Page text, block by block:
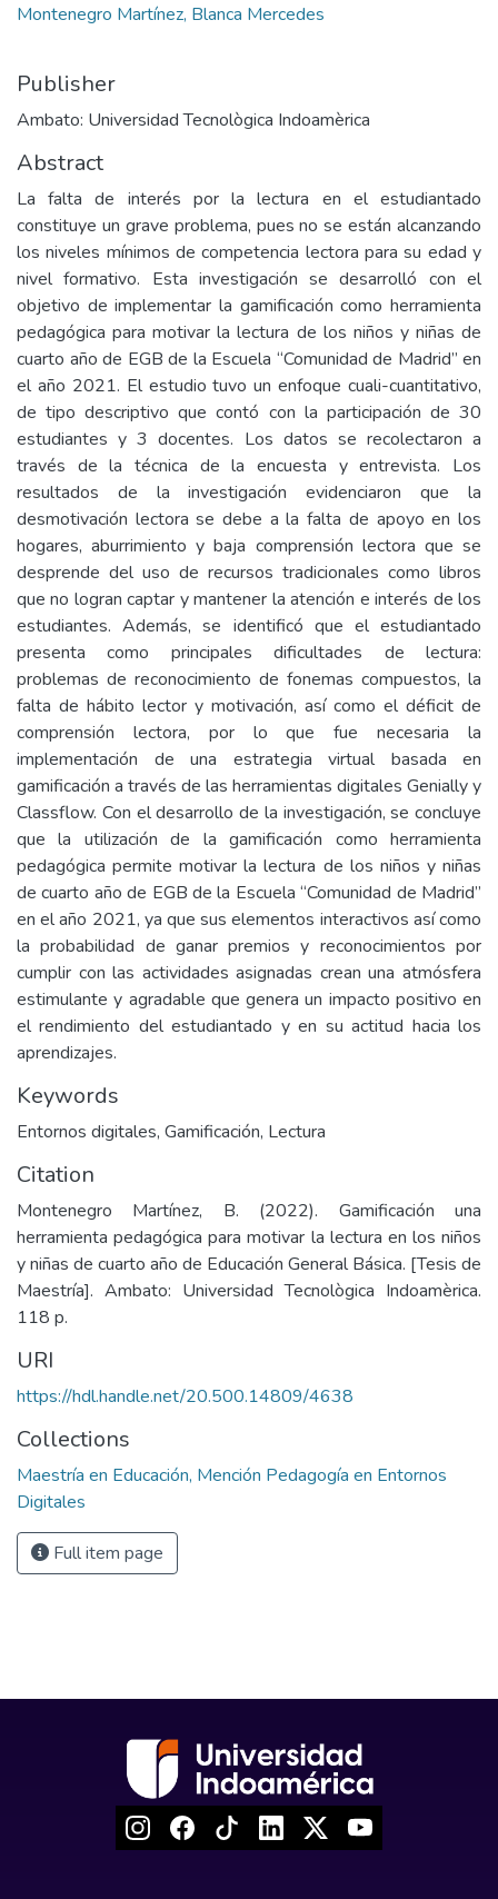
Montenegro Martínez, Blanca Mercedes
Publisher
Ambato: Universidad Tecnològica Indoamèrica
Abstract
La falta de interés por la lectura en el estudiantado
constituye un grave problema, pues no se están alcanzando
los niveles mínimos de competencia lectora para su edad y
nivel formativo. Esta investigación se desarrolló con el
objetivo de implementar la gamificación como herramienta
pedagógica para motivar la lectura de los niños y niñas de
cuarto año de EGB de la Escuela “Comunidad de Madrid” en
el año 2021. El estudio tuvo un enfoque cuali-cuantitativo,
de tipo descriptivo que contó con la participación de 30
estudiantes y 3 docentes. Los datos se recolectaron a
través de la técnica de la encuesta y entrevista. Los
resultados de la investigación evidenciaron que la
desmotivación lectora se debe a la falta de apoyo en los
hogares, aburrimiento y baja comprensión lectora que se
desprende del uso de recursos tradicionales como libros
que no logran captar y mantener la atención e interés de los
estudiantes. Además, se identificó que el estudiantado
presenta como principales dificultades de lectura:
problemas de reconocimiento de fonemas compuestos, la
falta de hábito lector y motivación, así como el déficit de
comprensión lectora, por lo que fue necesaria la
implementación de una estrategia virtual basada en
gamificación a través de las herramientas digitales Genially y
Classflow. Con el desarrollo de la investigación, se concluye
que la utilización de la gamificación como herramienta
pedagógica permite motivar la lectura de los niños y niñas
de cuarto año de EGB de la Escuela “Comunidad de Madrid”
en el año 2021, ya que sus elementos interactivos así como
la probabilidad de ganar premios y reconocimientos por
cumplir con las actividades asignadas crean una atmósfera
estimulante y agradable que genera un impacto positivo en
el rendimiento del estudiantado y en su actitud hacia los
aprendizajes.
Keywords
Entornos digitales, Gamificación, Lectura
Citation
Montenegro Martínez, B. (2022). Gamificación una
herramienta pedagógica para motivar la lectura en los niños
y niñas de cuarto año de Educación General Básica. [Tesis de
Maestría]. Ambato: Universidad Tecnològica Indoamèrica.
118 p.
URI
https://hdl.handle.net/20.500.14809/4638
Collections
Maestría en Educación, Mención Pedagogía en Entornos
Digitales
Full item page